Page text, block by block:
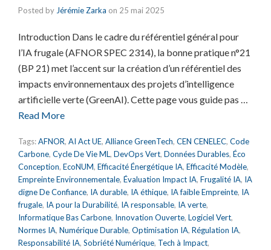
Posted by Jérémie Zarka on 25 mai 2025
Introduction Dans le cadre du référentiel général pour
l’IA frugale (AFNOR SPEC 2314), la bonne pratique n°21
(BP 21) met l’accent sur la création d’un référentiel des
impacts environnementaux des projets d’intelligence
artificielle verte (GreenAI). Cette page vous guide pas …
Read More
Tags:AFNOR, AI Act UE, Alliance GreenTech, CEN CENELEC, Code
Carbone, Cycle De Vie ML, DevOps Vert, Données Durables, Éco
Conception, EcoNUM, Efficacité Énergétique IA, Efficacité Modèle,
Empreinte Environnementale, Évaluation Impact IA, Frugalité IA, IA
digne De Confiance, IA durable, IA éthique, IA faible Empreinte, IA
frugale, IA pour la Durabilité, IA responsable, IA verte,
Informatique Bas Carbone, Innovation Ouverte, Logiciel Vert,
Normes IA, Numérique Durable, Optimisation IA, Régulation IA,
Responsabilité IA, Sobriété Numérique, Tech à Impact,